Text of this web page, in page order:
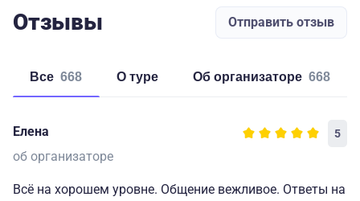
Отзывы Отправить отзыв
Все 668 о туре об организаторе 668
Елена 5
об организаторе
Всё на хорошем уровне. Общение вежливое. Ответы на